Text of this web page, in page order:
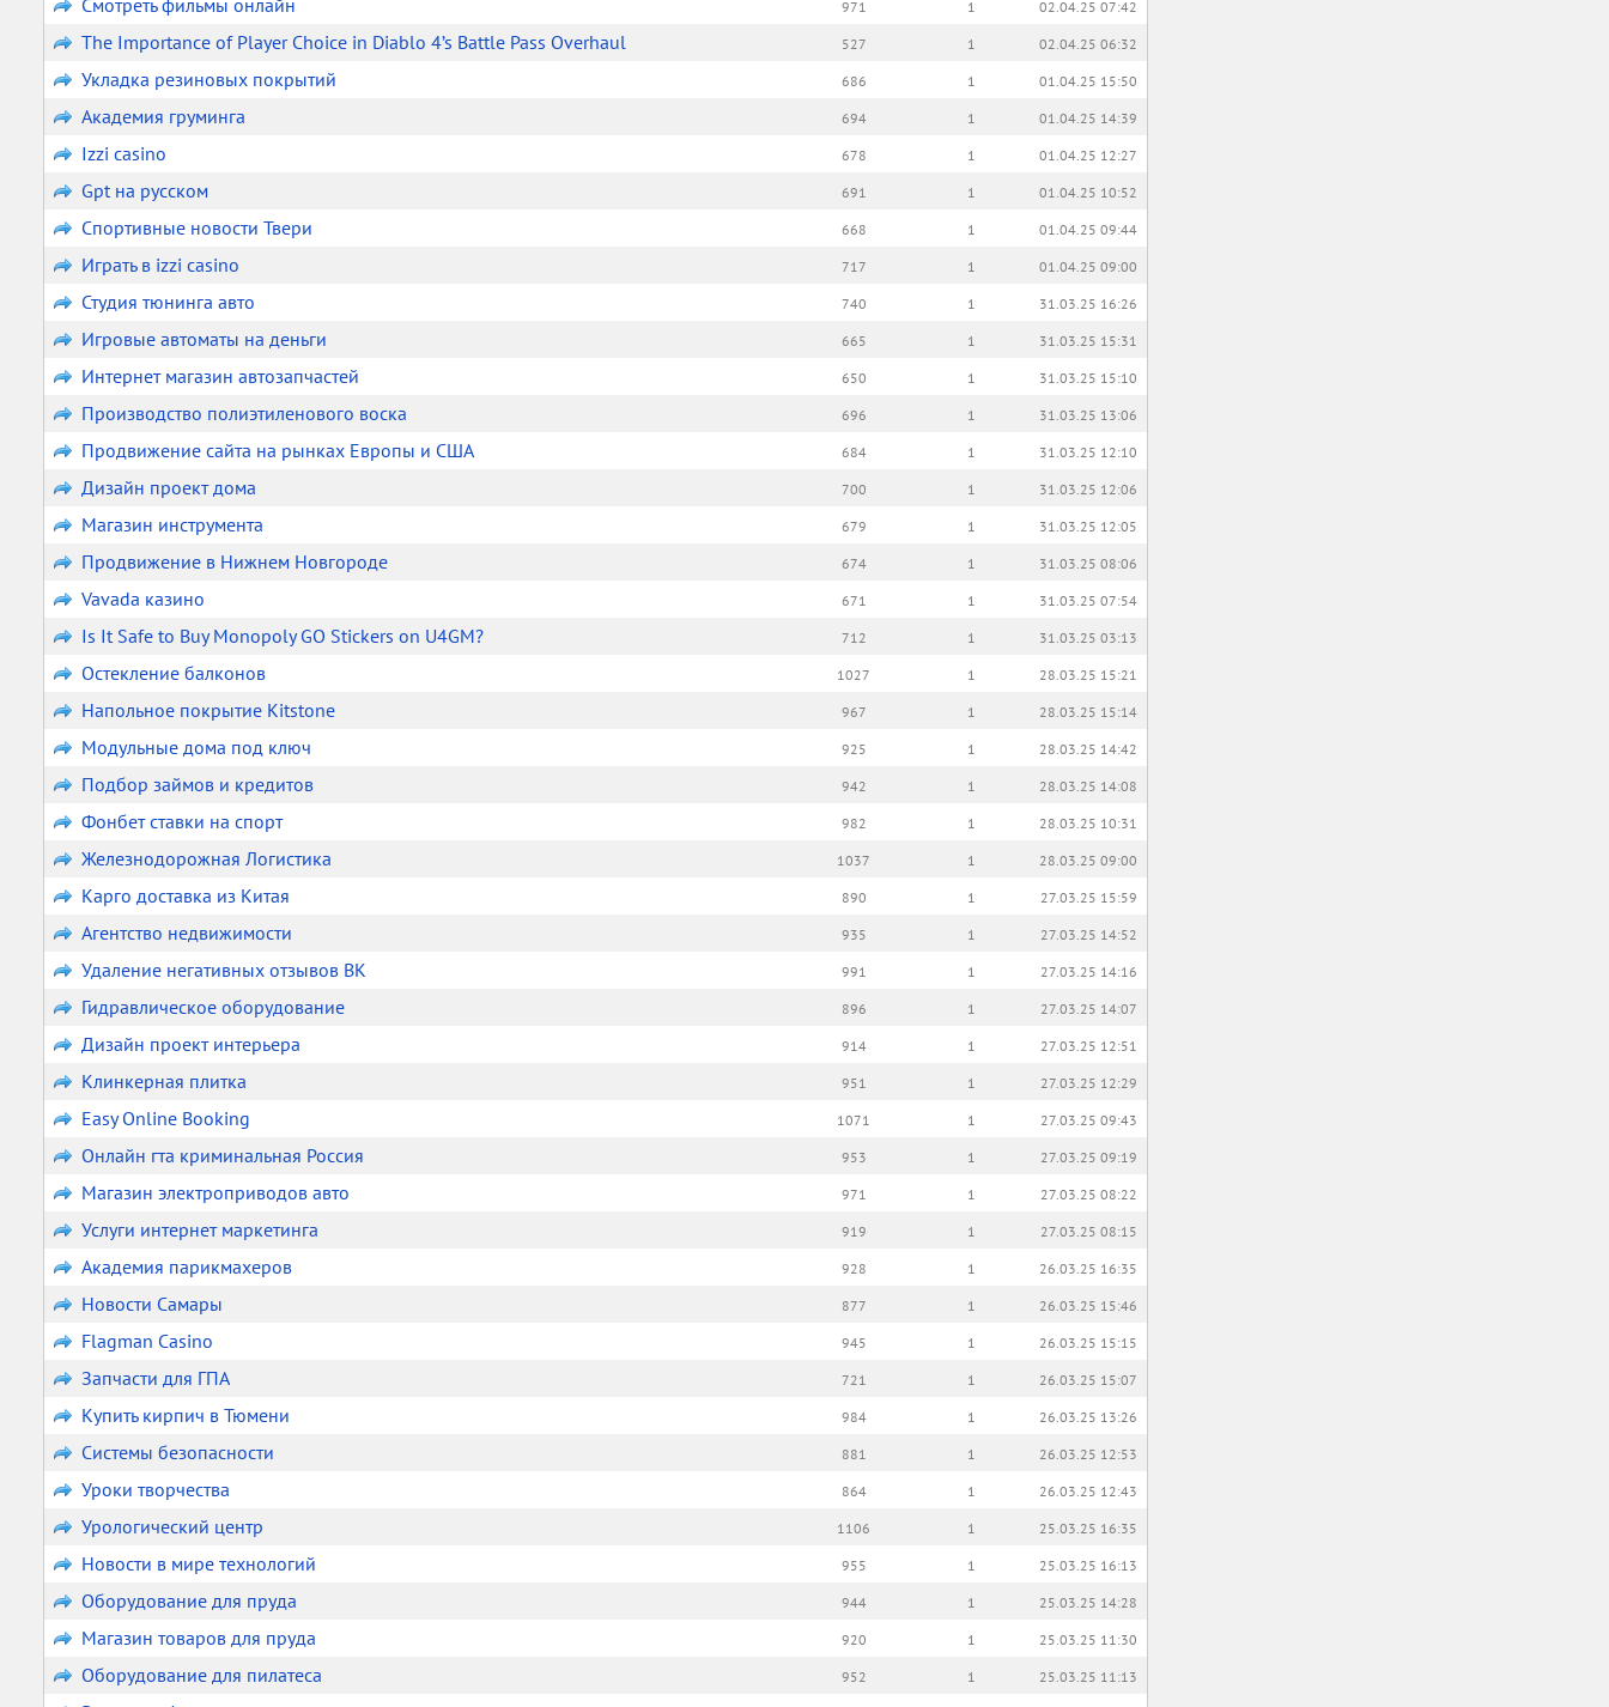
Смотреть фильмы онлайн 971 1 02.04.25 07:42
The Importance of Player Choice in Diablo 4’s Battle Pass Overhaul 527 1 02.04.25 06:32
Укладка резиновых покрытий 686 1 01.04.25 15:50
Академия груминга 694 1 01.04.25 14:39
Izzi casino 678 1 01.04.25 12:27
Gpt на русском 691 1 01.04.25 10:52
Спортивные новости Твери 668 1 01.04.25 09:44
Играть в izzi casino 717 1 01.04.25 09:00
Студия тюнинга авто 740 1 31.03.25 16:26
Игровые автоматы на деньги 665 1 31.03.25 15:31
Интернет магазин автозапчастей 650 1 31.03.25 15:10
Производство полиэтиленового воска 696 1 31.03.25 13:06
Продвижение сайта на рынках Европы и США 684 1 31.03.25 12:10
Дизайн проект дома 700 1 31.03.25 12:06
Магазин инструмента 679 1 31.03.25 12:05
Продвижение в Нижнем Новгороде 674 1 31.03.25 08:06
Vavada казино 671 1 31.03.25 07:54
Is It Safe to Buy Monopoly GO Stickers on U4GM? 712 1 31.03.25 03:13
Остекление балконов 1027 1 28.03.25 15:21
Напольное покрытие Kitstone 967 1 28.03.25 15:14
Модульные дома под ключ 925 1 28.03.25 14:42
Подбор займов и кредитов 942 1 28.03.25 14:08
Фонбет ставки на спорт 982 1 28.03.25 10:31
Железнодорожная Логистика 1037 1 28.03.25 09:00
Карго доставка из Китая 890 1 27.03.25 15:59
Агентство недвижимости 935 1 27.03.25 14:52
Удаление негативных отзывов ВК 991 1 27.03.25 14:16
Гидравлическое оборудование 896 1 27.03.25 14:07
Дизайн проект интерьера 914 1 27.03.25 12:51
Клинкерная плитка 951 1 27.03.25 12:29
Easy Online Booking 1071 1 27.03.25 09:43
Онлайн гта криминальная Россия 953 1 27.03.25 09:19
Магазин электроприводов авто 971 1 27.03.25 08:22
Услуги интернет маркетинга 919 1 27.03.25 08:15
Академия парикмахеров 928 1 26.03.25 16:35
Новости Самары 877 1 26.03.25 15:46
Flagman Casino 945 1 26.03.25 15:15
Запчасти для ГПА 721 1 26.03.25 15:07
Купить кирпич в Тюмени 984 1 26.03.25 13:26
Системы безопасности 881 1 26.03.25 12:53
Уроки творчества 864 1 26.03.25 12:43
Урологический центр 1106 1 25.03.25 16:35
Новости в мире технологий 955 1 25.03.25 16:13
Оборудование для пруда 944 1 25.03.25 14:28
Магазин товаров для пруда 920 1 25.03.25 11:30
Оборудование для пилатеса 952 1 25.03.25 11:13